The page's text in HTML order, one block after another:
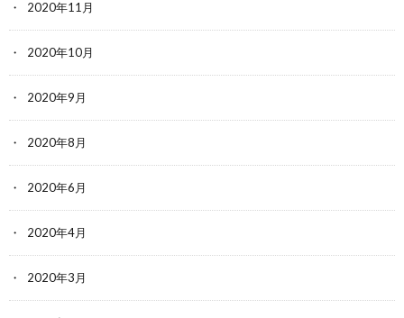
2020年11月
2020年10月
2020年9月
2020年8月
2020年6月
2020年4月
2020年3月